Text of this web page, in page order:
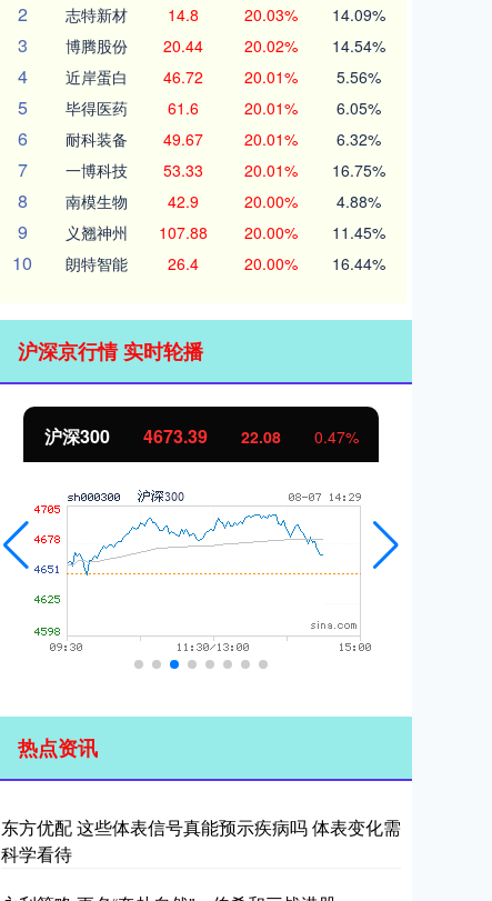
2 志特新材 14.8 20.03% 14.09%
3 博腾股份 20.44 20.02% 14.54%
4 近岸蛋白 46.72 20.01% 5.56%
5 毕得医药 61.6 20.01% 6.05%
6 耐科装备 49.67 20.01% 6.32%
7 一博科技 53.33 20.01% 16.75%
8 南模生物 42.9 20.00% 4.88%
9 义翘神州 107.88 20.00% 11.45%
10 朗特智能 26.4 20.00% 16.44%
沪深京行情 实时轮播
北证50 1130.33 7.46 0.66%
热点资讯
东方优配 这些体表信号真能预示疾病吗 体表变化需
科学看待